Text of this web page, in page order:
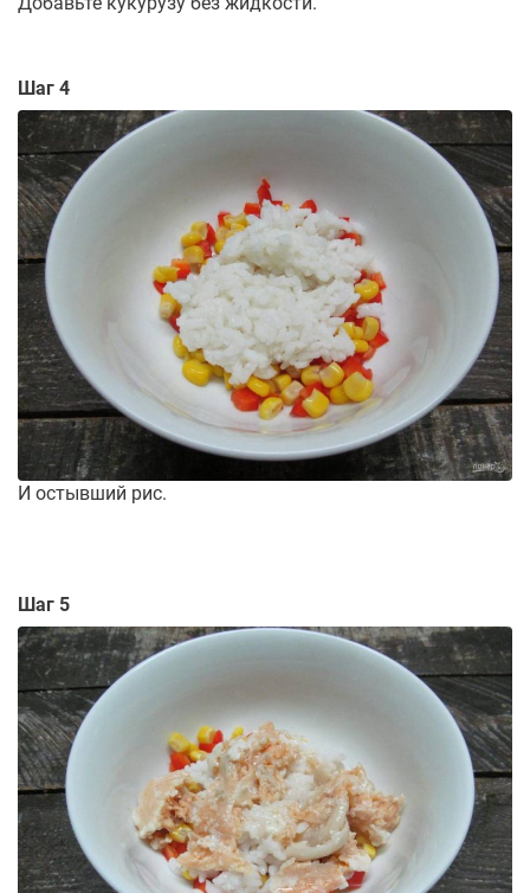
Шаг 4
И остывший рис.
Шаг 5